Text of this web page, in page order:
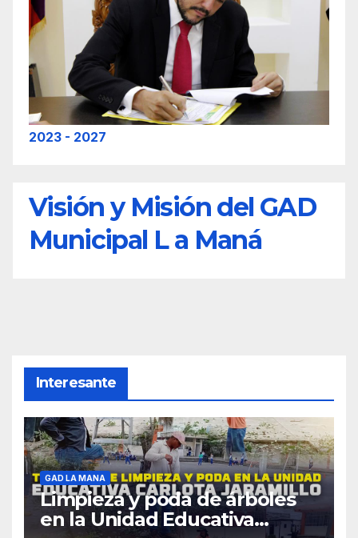
2023 - 2027
Visión y Misión del GAD
Municipal L a Maná
Interesante
GAD LA MANA
Limpieza y poda de árboles
en la Unidad Educativa